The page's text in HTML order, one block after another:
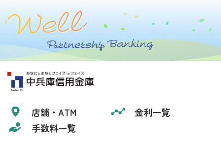
店舗・ATM
金利一覧
手数料一覧